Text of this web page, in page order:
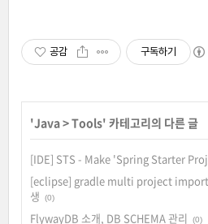
공감 구독하기
'Java>Tools' 카테고리의 다른 글
[IDE] STS - Make 'Spring Starter
[eclipse] gradle multi project
생
(0)
FlywayDB 소개, DB SCHEMA 관리
(0)